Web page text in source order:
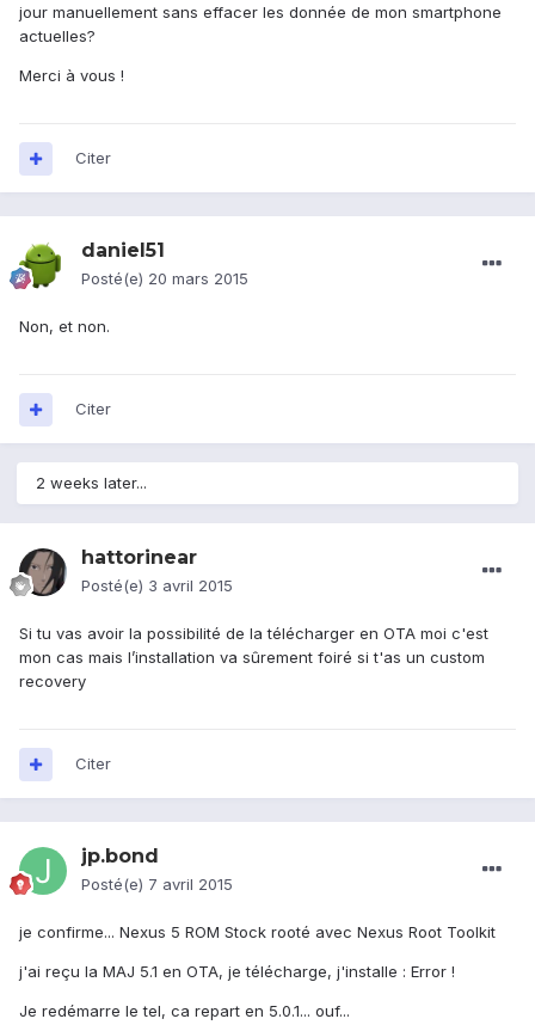
jour manuellement sans effacer les donnée de mon smartphone
actuelles?
Merci à vous !
Citer
daniel51
Posté(e) 20 mars 2015
Non, et non.
Citer
2 weeks later...
hattorinear
Posté(e) 3 avril 2015
Si tu vas avoir la possibilité de la télécharger en OTA moi c'est
mon cas mais l’installation va sûrement foiré si t'as un custom
recovery
Citer
jp.bond
Posté(e) 7 avril 2015
je confirme... Nexus 5 ROM Stock rooté avec Nexus Root Toolkit
j'ai reçu la MAJ 5.1 en OTA, je télécharge, j'installe : Error !
Je redémarre le tel, ca repart en 5.0.1... ouf...